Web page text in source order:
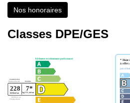
Nos honoraires
Classes DPE/GES